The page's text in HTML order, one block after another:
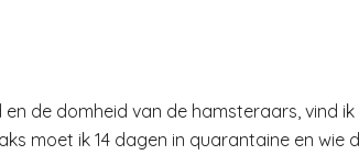
de domheid van de hamsteraars, vind
moet ik 14 dagen in quarantaine en